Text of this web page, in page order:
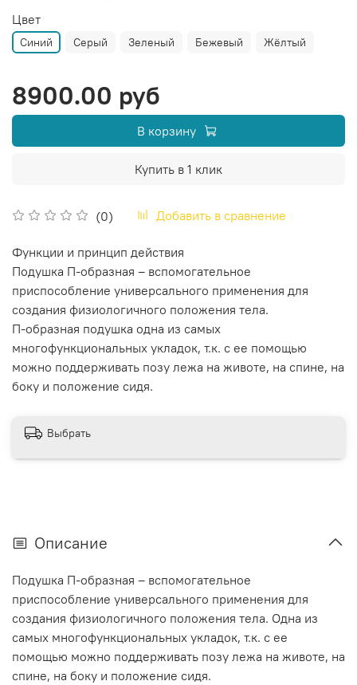
(0) Добавить в сравнение
Цвет
Синий Серый Зеленый Бежевый Жёлтый
8900.00 руб
В корзину
Купить в 1 клик
Функции и принцип действия
Подушка П-образная – вспомогательное
приспособление универсального применения для
создания физиологичного положения тела.
П-образная подушка одна из самых
многофункциональных укладок, т.к. с ее помощью
можно поддерживать позу лежа на животе, на спине, на
боку и положение сидя.
Выбрать
Описание
Подушка П-образная – вспомогательное
приспособление универсального применения для
создания физиологичного положения тела. Одна из
самых многофункциональных укладок, т.к. с ее
помощью можно поддерживать позу лежа на животе, на
спине, на боку и положение сидя.